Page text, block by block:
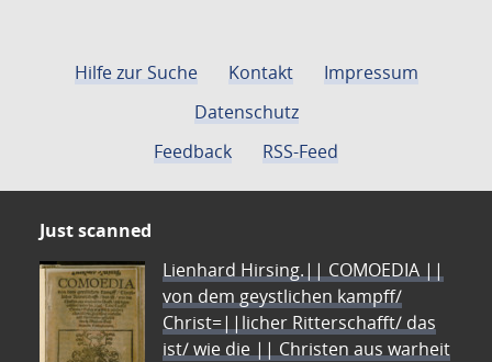
Hilfe zur Suche Kontakt
Impressum
Datenschutz
Feedback
RSS-Feed
Just scanned
Lienhard Hirsing.|| COMOEDIA ||
von dem geystlichen kampff/
Christ=||licher Ritterschafft/ das
ist/ wie die || Christen aus warheit